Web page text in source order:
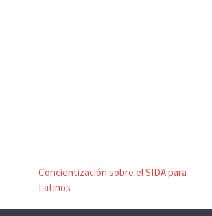
Concientización sobre el SIDA para
Latinos